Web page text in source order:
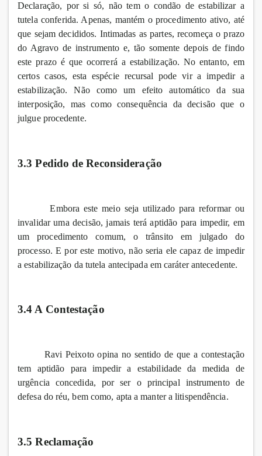
Declaração, por si só, não tem o condão de estabilizar a
tutela conferida. Apenas, mantém o procedimento ativo, até
que sejam decididos. Intimadas as partes, recomeça o prazo
do Agravo de instrumento e, tão somente depois de findo
este prazo é que ocorrerá a estabilização. No entanto, em
certos casos, esta espécie recursal pode vir a impedir a
estabilização. Não como um efeito automático da sua
interposição, mas como consequência da decisão que o
julgue procedente.
3.3 Pedido de Reconsideração
Embora este meio seja utilizado para reformar ou
invalidar uma decisão, jamais terá aptidão para impedir, em
um procedimento comum, o trânsito em julgado do
processo. E por este motivo, não seria ele capaz de impedir
a estabilização da tutela antecipada em caráter antecedente.
3.4 A Contestação
Ravi Peixoto opina no sentido de que a contestação
tem aptidão para impedir a estabilidade da medida de
urgência concedida, por ser o principal instrumento de
defesa do réu, bem como, apta a manter a litispendência.
3.5 Reclamação